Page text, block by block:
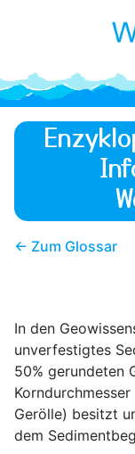
← Zum Glossar
In den
unverfestigtes
50% gerundeten
Gerölle) besitzt
dem